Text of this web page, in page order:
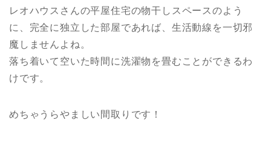
レオハウスさんの平屋住宅の物干しスペースのよう
に、完全に独立した部屋であれば、生活動線を一切邪
魔しませんよね。
落ち着いて空いた時間に洗濯物を畳むことができるわ
けです。
めちゃうらやましい間取りです！